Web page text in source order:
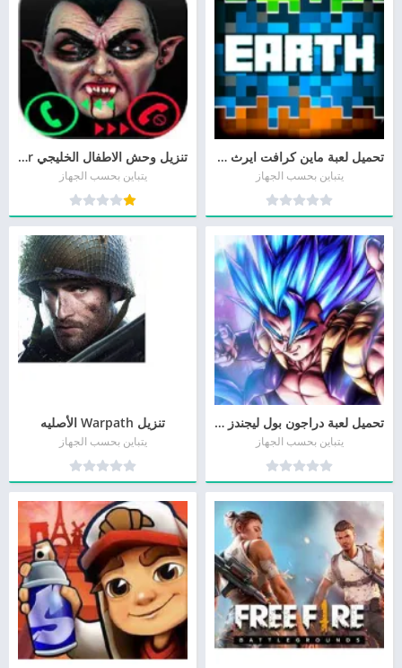
تحميل لعبة ماين كرافت ايرث Minecraft Earth مجاناً
يتباين بحسب الجهاز
تنزيل وحش الاطفال الخليجي Child monster أخر إصدار
يتباين بحسب الجهاز
تحميل لعبة دراجون بول ليجندز Dragon Ball Legends الأصليه 2026 للأندرويد وللأيفون
يتباين بحسب الجهاز
تنزيل Warpath الأصليه
يتباين بحسب الجهاز